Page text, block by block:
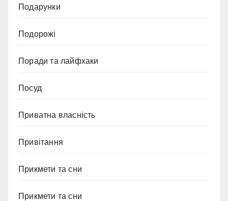
Подарунки
Подорожі
Поради та лайфхаки
Посуд
Приватна власність
Привітання
Прикмети та сни
Прикмети та сни